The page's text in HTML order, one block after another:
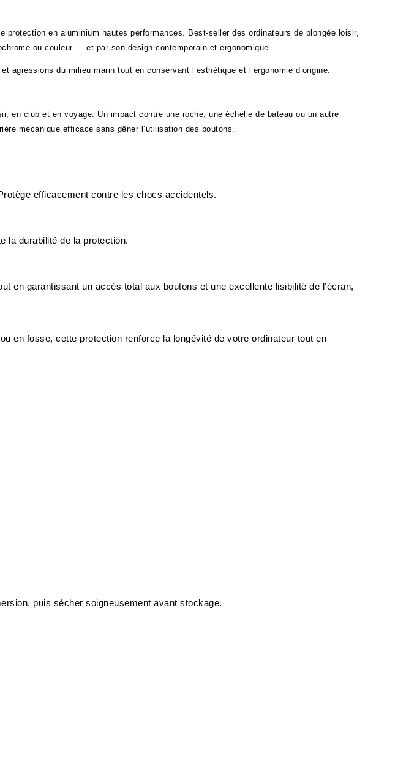
en aluminium hautes performances. Best-seller des ordinateurs de plongée loisir,
ou couleur — et par son design contemporain et ergonomique.
du milieu marin tout en conservant l’esthétique et l’ergonomie d’origine.
en club et en voyage. Un impact contre une roche, une échelle de bateau ou un autre
mécanique efficace sans gêner l’utilisation des boutons.
efficacement contre les chocs accidentels.
la durabilité de la protection.
en garantissant un accès total aux boutons et une excellente lisibilité de l’écran,
en fosse, cette protection renforce la longévité de votre ordinateur tout en
puis sécher soigneusement avant stockage.